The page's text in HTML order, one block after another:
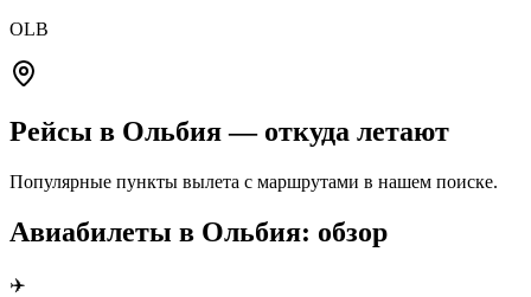
OLB
Рейсы в Ольбия — откуда летают
Популярные пункты вылета с маршрутами в нашем поиске.
Авиабилеты в Ольбия: обзор
✈️